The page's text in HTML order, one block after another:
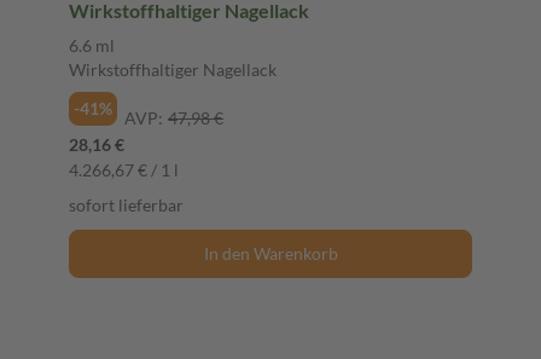
Wirkstoffhaltiger Nagellack
6.6 ml
Wirkstoffhaltiger Nagellack
-41%
AVP: 47,98 €
28,16 €
4.266,67 € / 1 l
sofort lieferbar
In den Warenkorb